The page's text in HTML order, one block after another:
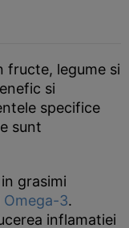
fructe, legume si
si
specifice
sunt
grasimi
Omega-3.
inflamatiei